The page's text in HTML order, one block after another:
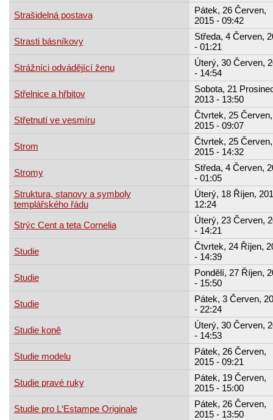
Strašidelná postava
Pátek, 26 Červen,
2015 - 09:42
Strasti básníkovy
Středa, 4 Červen,
- 01:21
Strážníci odvádějící ženu
Úterý, 30 Červen,
- 14:54
Střelnice a hřbitov
Sobota, 21
2013 - 13:50
Střetnutí ve vesmíru
Čtvrtek, 25 Červen,
2015 - 09:07
Strom
Čtvrtek, 25 Červen,
2015 - 14:32
Stromy
Středa, 4 Červen,
- 01:05
Struktura, stanovy a symboly
templářského řádu
Úterý, 18 Říjen,
12:24
Strýc Cent a teta Cornelia
Úterý, 23 Červen,
- 14:21
Studie
Čtvrtek, 24 Říjen,
- 14:39
Studie
Pondělí, 27 Říjen,
- 15:50
Studie
Pátek, 3 Červen,
- 22:24
Studie koně
Úterý, 30 Červen,
- 14:53
Studie modelu
Pátek, 26 Červen,
2015 - 09:21
Studie pravé ruky
Pátek, 19 Červen,
2015 - 15:00
Studie pro L‘Estampe Originale
Pátek, 26 Červen,
2015 - 13:50